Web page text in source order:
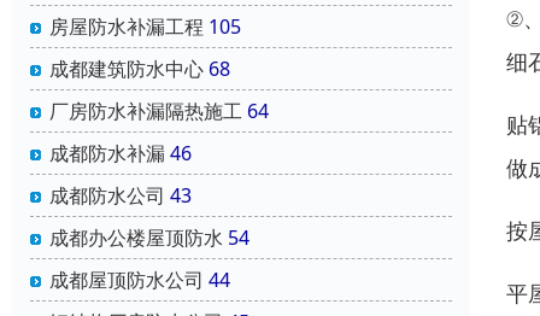
房屋防水补漏工程 105
成都建筑防水中心 68
厂房防水补漏隔热施工 64
成都防水补漏46
成都防水公司 43
成都办公楼屋顶防水 54
成都屋顶防水公司 44
②
细
贴
做
按
平